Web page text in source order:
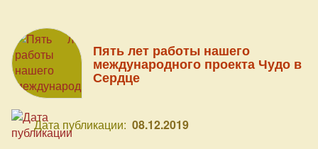
Пять лет работы нашего
международного проекта Чудо в
Сердце
Дата публикации: 08.12.2019